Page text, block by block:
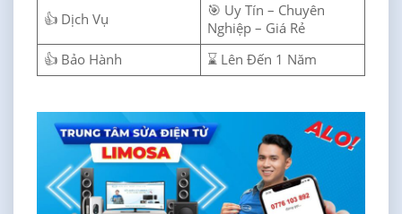
👍 Dịch Vụ
🎯 Uy Tín – Chuyên
Nghiệp – Giá Rẻ
👍 Bảo Hành
⌛ Lên Đến 1 Năm